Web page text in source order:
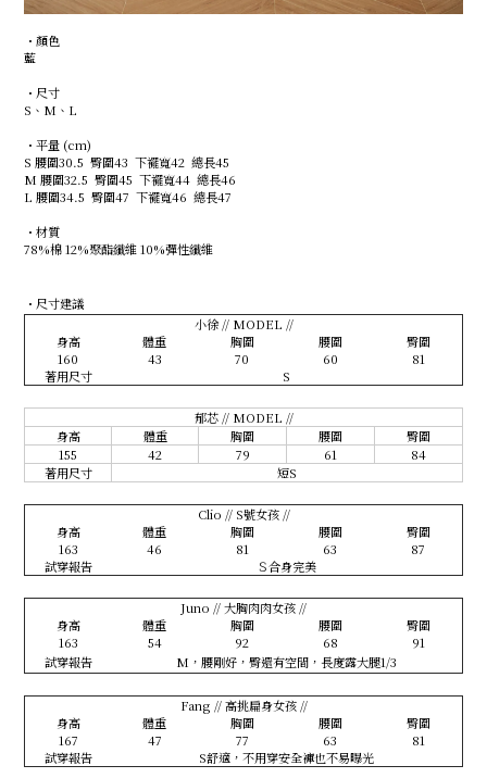
・顏色
藍
・尺寸
S、M、L
・平量 (cm)
S 腰圍30.5 臀圍43 下襬寬42 總長45
M 腰圍32.5 臀圍45 下襬寬44 總長46
L 腰圍34.5 臀圍47 下襬寬46 總長47
・材質
78%棉 12%聚酯纖維 10%彈性纖維
・尺寸建議
小徐 // MODEL //
身高
體重 胸圍 腰圍
臀圍
160
43 70 60
81
著用尺寸
S
郁芯 // MODEL //
身高
體重 胸圍 腰圍
臀圍
155
42 79 61
84
著用尺寸
短S
Clio // S號女孩 //
身高
體重 胸圍 腰圍
臀圍
163
46 81 63
87
試穿報告
Ｓ合身完美
Juno // 大胸肉肉女孩 //
身高
體重 胸圍 腰圍
臀圍
163
54 92 68
91
試穿報告
M，腰剛好，臀還有空間，長度露大腿1/3
Fang // 高挑扁身女孩 //
身高
體重 胸圍 腰圍
臀圍
167
47 77 63
81
試穿報告
S舒適，不用穿安全褲也不易曝光